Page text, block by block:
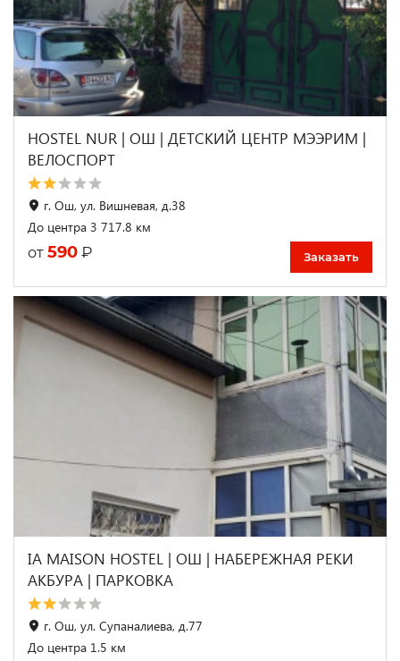
HOSTEL NUR | ОШ | ДЕТСКИЙ ЦЕНТР МЭЭРИМ |
ВЕЛОСПОРТ
г. Ош, ул. Вишневая, д.38
До центра 3 717.8 км
от 590 ₽ Заказать
IA MAISON HOSTEL | ОШ | НАБЕРЕЖНАЯ РЕКИ
АКБУРА | ПАРКОВКА
г. Ош, ул. Супаналиева, д.77
До центра 1.5 км